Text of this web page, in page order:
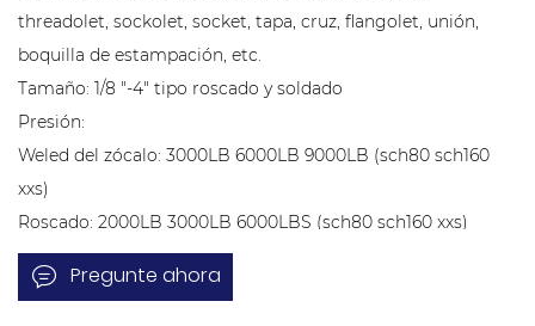
threadolet, sockolet, socket, tapa, cruz, flangolet, unión,
boquilla de estampación, etc.
Tamaño: 1/8 "-4" tipo roscado y soldado
Presión:
Weled del zócalo: 3000LB 6000LB 9000LB (sch80 sch160
xxs)
Roscado: 2000LB 3000LB 6000LBS (sch80 sch160 xxs)
Conexión: Rosca (NPT, BSP, RP, G), Soldadura por enchufe
Tipo: Codo, T, pezón, acoplamiento completo, medio
Pregunte ahora